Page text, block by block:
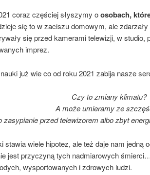
coraz częściej słyszymy oosobach,
się to w zaciszu domowym, ale
się przed kamerami telewizji, w
imprez.
już wie co od roku 2021 zabija nasze
Czy to zmiany klimatu?
A może umieramy ze
zasypianie przed telewizorem albo zbyt
stawia wiele hipotez, ale też daje nam jedną
jest przyczyną tych nadmiarowych
wysportowanych i zdrowych ludzi.